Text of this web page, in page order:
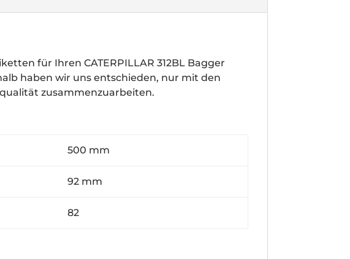
für Ihren CATERPILLAR 312BL Bagger
haben wir uns entschieden, nur mit den
zusammenzuarbeiten.
500 mm
92 mm
82